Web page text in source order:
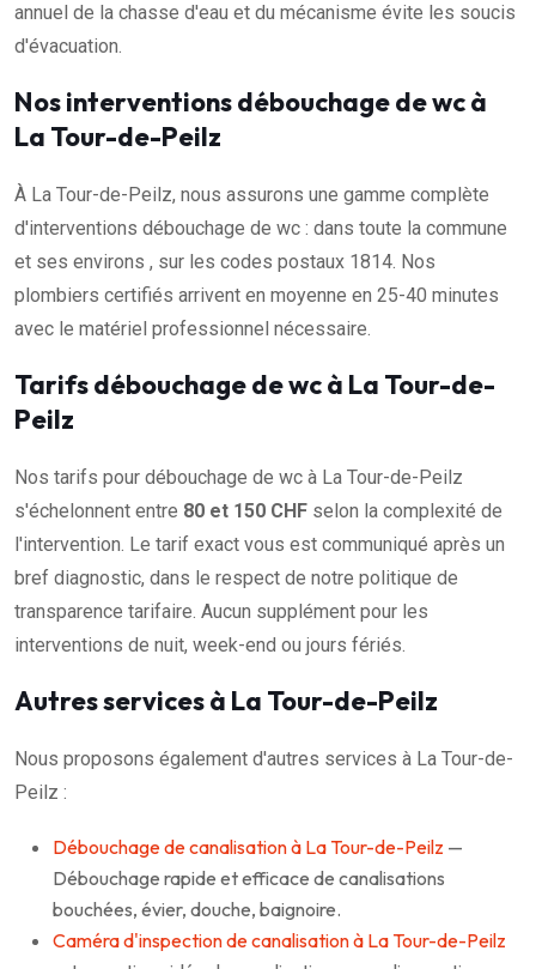
annuel de la chasse d'eau et du mécanisme évite les soucis
d'évacuation.
Nos interventions débouchage de wc à
La Tour-de-Peilz
À La Tour-de-Peilz, nous assurons une gamme complète
d'interventions débouchage de wc : dans toute la commune
et ses environs , sur les codes postaux 1814. Nos
plombiers certifiés arrivent en moyenne en 25-40 minutes
avec le matériel professionnel nécessaire.
Tarifs débouchage de wc à La Tour-de-
Peilz
Nos tarifs pour débouchage de wc à La Tour-de-Peilz
s'échelonnent entre 80 et 150 CHF selon la complexité de
l'intervention. Le tarif exact vous est communiqué après un
bref diagnostic, dans le respect de notre politique de
transparence tarifaire. Aucun supplément pour les
interventions de nuit, week-end ou jours fériés.
Autres services à La Tour-de-Peilz
Nous proposons également d'autres services à La Tour-de-
Peilz :
Débouchage de canalisation à La Tour-de-Peilz —
Débouchage rapide et efficace de canalisations
bouchées, évier, douche, baignoire.
Caméra d'inspection de canalisation à La Tour-de-Peilz